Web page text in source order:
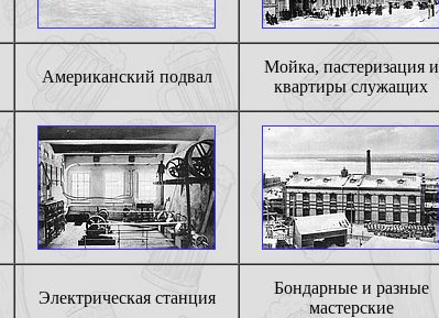
Американский подвал
Мойка, пастеризация и
квартиры служащих
Электрическая станция
Бондарные и разные
мастерские